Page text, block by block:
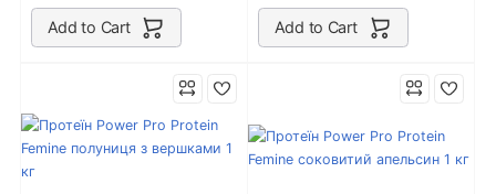
Add to Cart Add to Cart